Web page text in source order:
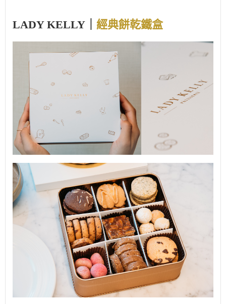
LADY KELLY｜ 經典餅乾鐵盒